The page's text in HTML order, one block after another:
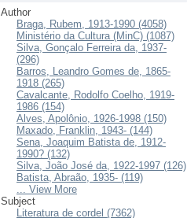
Author
Braga, Rubem, 1913-1990 (4058)
Ministério da Cultura (MinC) (1087)
Silva, Gonçalo Ferreira da, 1937-
(296)
Barros, Leandro Gomes de, 1865-
1918 (265)
Cavalcante, Rodolfo Coelho, 1919-
1986 (154)
Alves, Apolônio, 1926-1998 (150)
Maxado, Franklin, 1943- (144)
Sena, Joaquim Batista de, 1912-
1990? (132)
Silva, João José da, 1922-1997 (126)
Batista, Abraão, 1935- (119)
... View More
Subject
Literatura de cordel (7362)